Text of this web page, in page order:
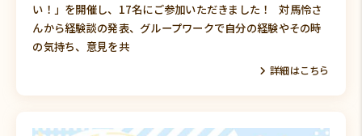
い！」を開催し、17名にご参加いただきました！ 対馬怜さ
んから経験談の発表、グループワークで自分の経験やその時
の気持ち、意見を共
詳細はこちら